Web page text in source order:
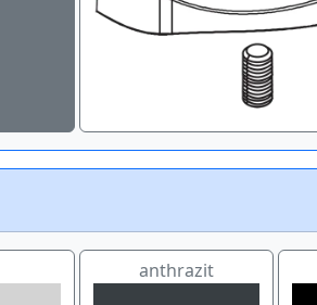
anthrazit